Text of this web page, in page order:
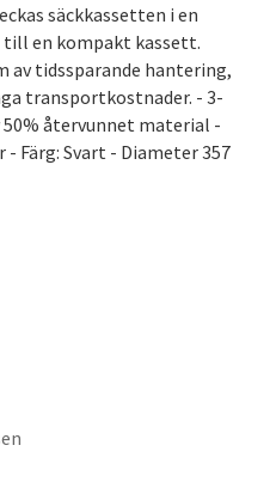
säckkassetten i en
till en kompakt kassett.
av tidssparande hantering,
transportkostnader. - 3-
återvunnet material -
Färg: Svart - Diameter 357